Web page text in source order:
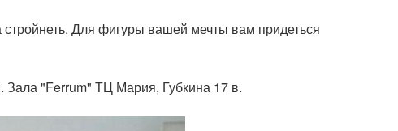
Для фигуры вашей мечты вам придеться
Зала "Ferrum" ТЦ Мария, Губкина 17 в.